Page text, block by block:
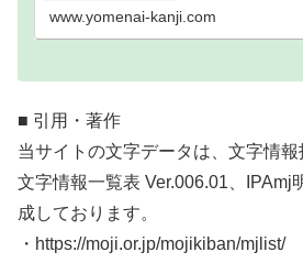
www.yomenai-kanji.com
■ 引用・著作
当サイトの文字データは、文字情
文字情報一覧表 Ver.006.01、IPAmj
成しております。
・https://moji.or.jp/mojikiban/mjlist/